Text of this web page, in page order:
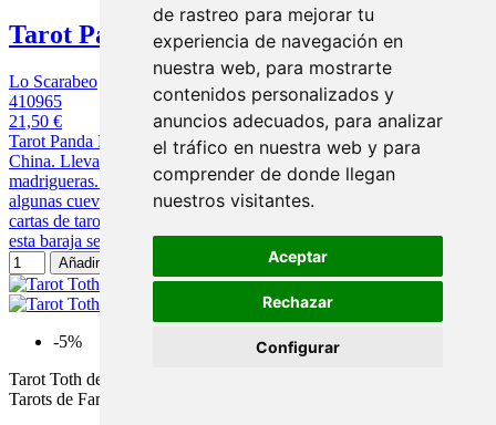
de rastreo para mejorar tu
experiencia de navegación en
nuestra web, para mostrarte
contenidos personalizados y
anuncios adecuados, para analizar
el tráfico en nuestra web y para
comprender de donde llegan
nuestros visitantes.
Aceptar
Rechazar
Configurar
Tarot Panda
Lo Scarabeo
410965
21,50 €
Tarot Panda Los pandas gigantes viven en las regiones centrales de
China. Llevan una vida solitaria, comen bambú y viven en
madrigueras. Usa tu imaginación. En Shaanxi se encontraron
algunas cuevas. En una de estas excavaciones se halló una baraja de
cartas de tarot donde están representados unos pandas. Se cree que
esta baraja sea la reliquia de una raza...
Añadir al carrito
-5%
Tarot Toth del Milenio - Millenium Toth Tarot
Tarots de Fantasia